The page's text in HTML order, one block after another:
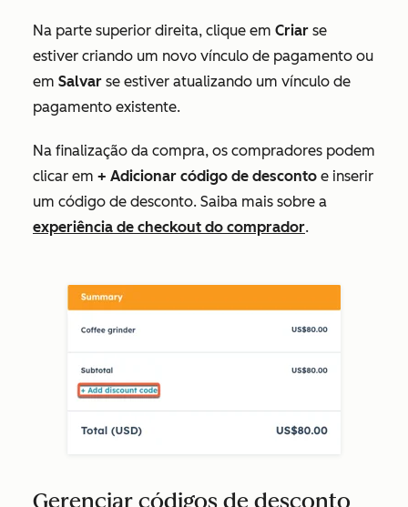
Na parte superior direita, clique em Criar se
estiver criando um novo vínculo de pagamento ou
em Salvar se estiver atualizando um vínculo de
pagamento existente.
Na finalização da compra, os compradores podem
clicar em + Adicionar código de desconto e inserir
um código de desconto. Saiba mais sobre a
experiência de checkout do comprador.
Gerenciar códigos de desconto